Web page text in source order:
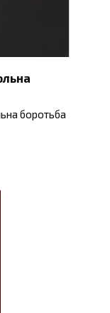
боротьба